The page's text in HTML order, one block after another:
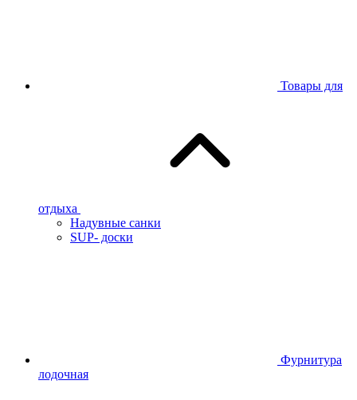
Товары для
отдыха
Надувные санки
SUP- доски
Фурнитура
лодочная